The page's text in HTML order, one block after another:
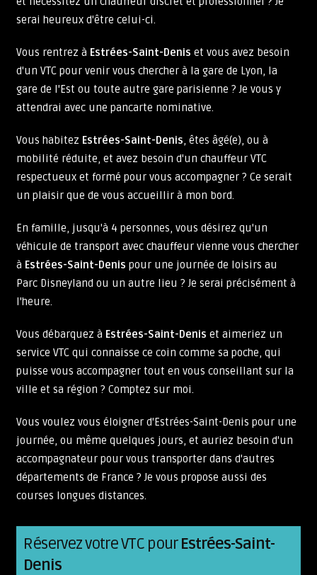
serai heureux d'être celui-ci.
Vous rentrez à Estrées-Saint-Denis et vous avez besoin
d'un VTC pour venir vous chercher à la gare de Lyon, la
gare de l'Est ou toute autre gare parisienne ? Je vous y
attendrai avec une pancarte nominative.
Vous habitez Estrées-Saint-Denis, êtes âgé(e), ou à
mobilité réduite, et avez besoin d'un chauffeur VTC
respectueux et formé pour vous accompagner ? Ce serait
un plaisir que de vous accueillir à mon bord.
En famille, jusqu'à 4 personnes, vous désirez qu'un
véhicule de transport avec chauffeur vienne vous chercher
à Estrées-Saint-Denis pour une journée de loisirs au
Parc Disneyland ou un autre lieu ? Je serai précisément à
l'heure.
Vous débarquez à Estrées-Saint-Denis et aimeriez un
service VTC qui connaisse ce coin comme sa poche, qui
puisse vous accompagner tout en vous conseillant sur la
ville et sa région ? Comptez sur moi.
Vous voulez vous éloigner d'Estrées-Saint-Denis pour une
journée, ou même quelques jours, et auriez besoin d'un
accompagnateur pour vous transporter dans d'autres
départements de France ? Je vous propose aussi des
courses longues distances.
Réservez votre VTC pourEstrées-Saint-
Denis